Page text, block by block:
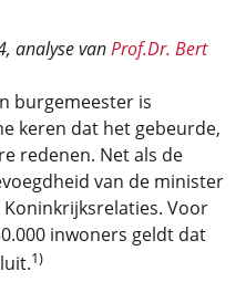
, analyse vanProf.Dr. Bert
burgemeester is
keren dat het gebeurde,
redenen. Net als de
van de minister
Voor
inwoners geldt dat
1)